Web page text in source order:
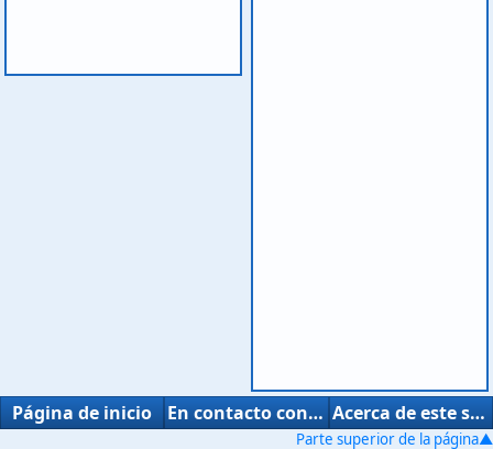
Página de inicio En contacto con nosotros Acerca de este sitio
Parte superior de la página▲